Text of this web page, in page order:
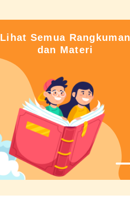
Lihat Semua Rangkuman
dan Materi